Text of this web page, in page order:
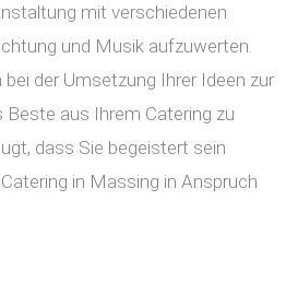
mit verschiedenen
und Musik aufzuwerten.
der Umsetzung Ihrer Ideen zur
Beste aus Ihrem Catering zu
dass Sie begeistert sein
in Massing in Anspruch